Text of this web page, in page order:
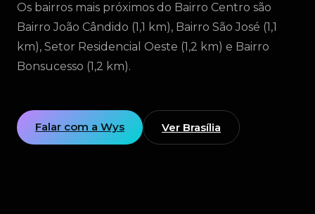
Os bairros mais próximos do Bairro Centro são
Bairro João Cândido (1,1 km), Bairro São José (1,1
km), Setor Residencial Oeste (1,2 km) e Bairro
Bonsucesso (1,2 km).
Falar com a Wys Ver Brasília